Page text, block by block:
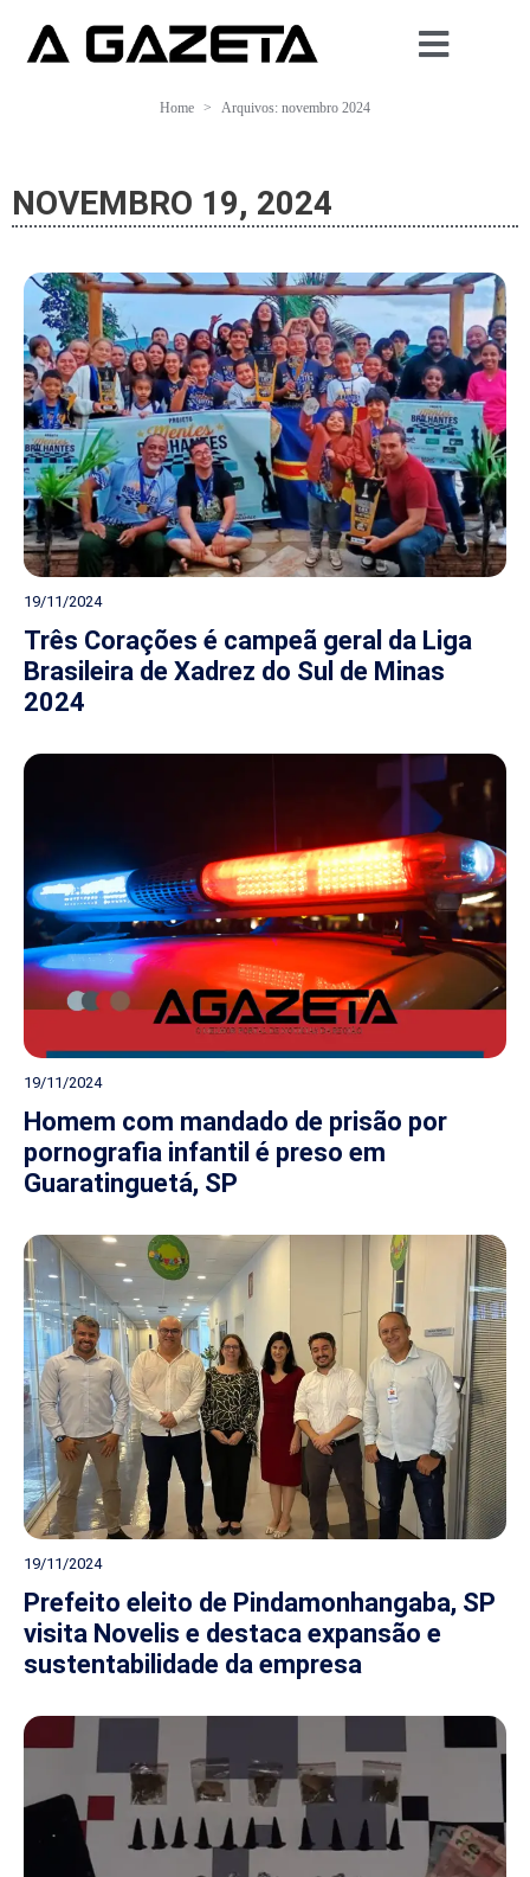
Home Arquivos: novembro 2024
NOVEMBRO 19, 2024
19/11/2024
Três Corações é campeã geral da Liga
Brasileira de Xadrez do Sul de Minas
2024
19/11/2024
Homem com mandado de prisão por
pornografia infantil é preso em
Guaratinguetá, SP
19/11/2024
Prefeito eleito de Pindamonhangaba, SP
visita Novelis e destaca expansão e
sustentabilidade da empresa